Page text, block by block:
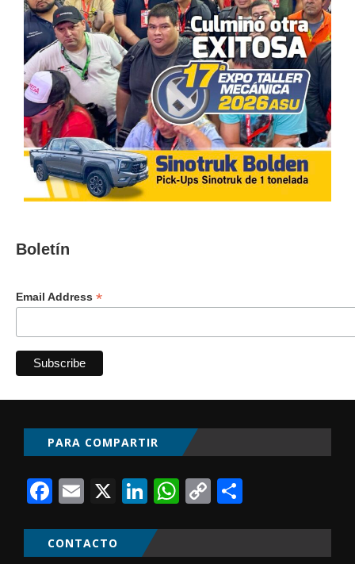
Boletín
Email Address *
PARA COMPARTIR
Facebook
Email
X LinkedIn
WhatsApp
Copy
CONTACTO